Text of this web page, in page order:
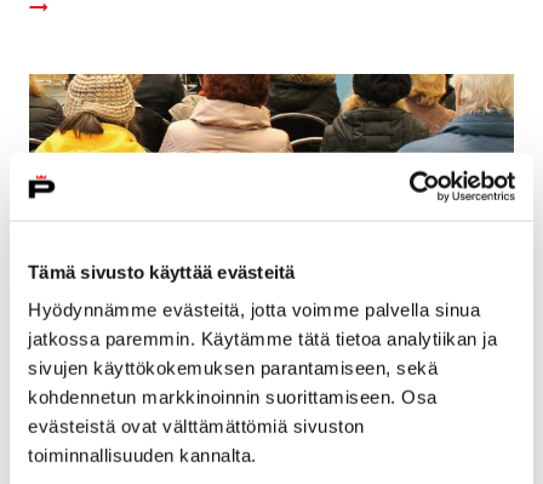
Tämä sivusto käyttää evästeitä
Hyödynnämme evästeitä, jotta voimme palvella sinua
jatkossa paremmin. Käytämme tätä tietoa analytiikan ja
sivujen käyttökokemuksen parantamiseen, sekä
kohdennetun markkinoinnin suorittamiseen. Osa
evästeistä ovat välttämättömiä sivuston
toiminnallisuuden kannalta.
Porissa järjestetään kaikille avoimia
somevanhempainiltoja – tavoitteena lisätä